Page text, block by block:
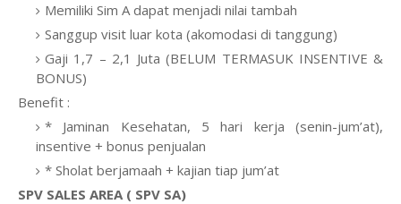
Memiliki Sim A dapat menjadi nilai tambah
Sanggup visit luar kota (akomodasi di tanggung)
Gaji 1,7 – 2,1 Juta (BELUM TERMASUK INSENTIVE &
BONUS)
Benefit :
* Jaminan Kesehatan, 5 hari kerja (senin-jum’at),
insentive + bonus penjualan
* Sholat berjamaah + kajian tiap jum’at
SPV SALES AREA ( SPV SA)